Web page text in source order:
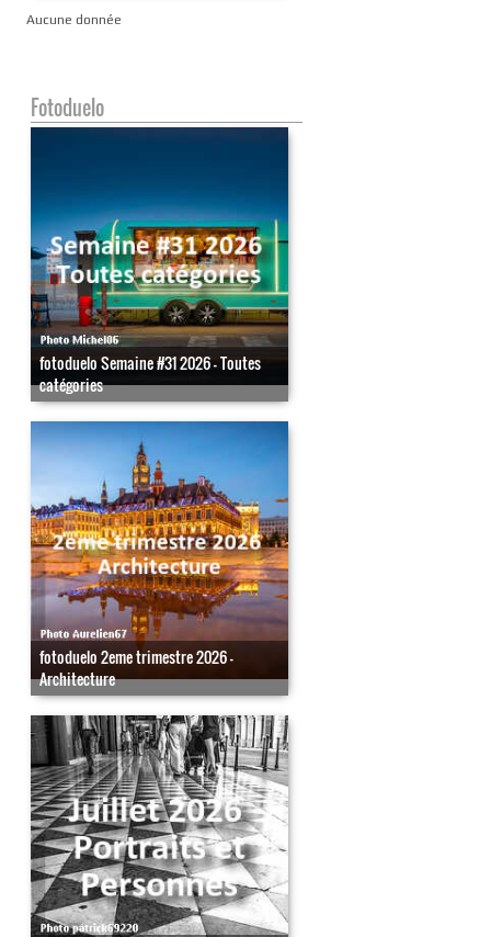
Aucune donnée
Fotoduelo
fotoduelo Semaine #31 2026 - Toutes
catégories
fotoduelo 2eme trimestre 2026 -
Architecture